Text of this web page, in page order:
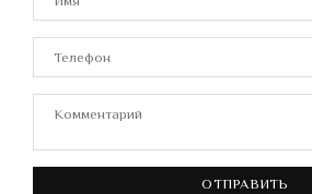
ОТПРАВИТЬ